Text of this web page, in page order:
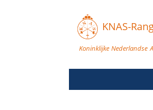
KNAS-
Koninklijke Nederlandse